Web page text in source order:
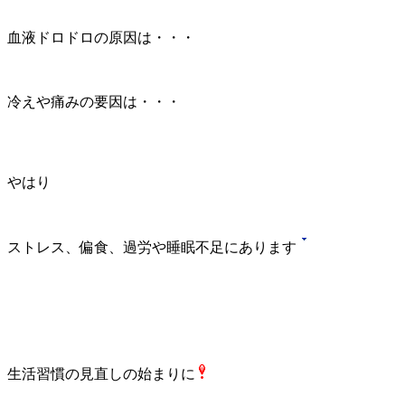
血液ドロドロの原因は・・・
冷えや痛みの要因は・・・
やはり
ストレス、偏食、過労や睡眠不足にあります
生活習慣の見直しの始まりに